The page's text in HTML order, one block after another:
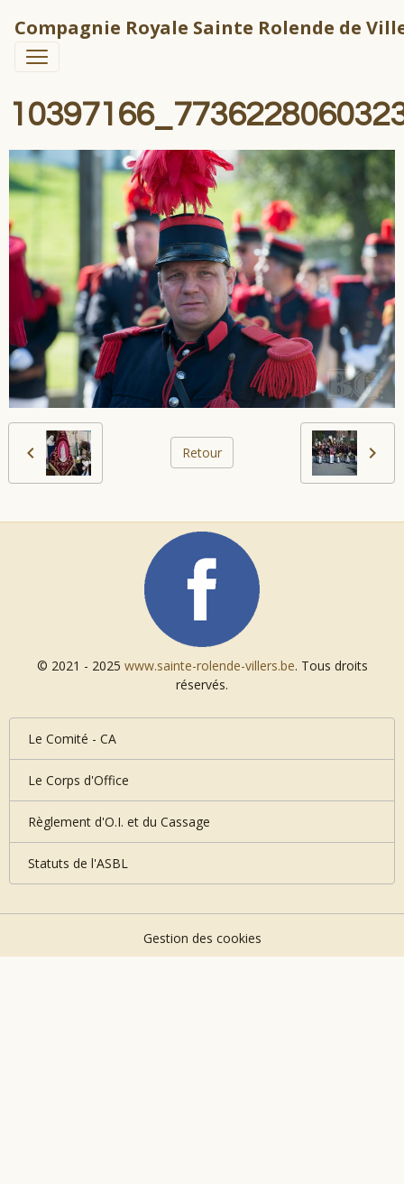
Compagnie Royale Sainte Rolende de
Retour
© 2021 - 2025 www.sainte-rolende-villers.be. Tous droits
réservés.
Le Comité - CA
Le Corps d'Office
Règlement d'O.I. et du Cassage
Statuts de l'ASBL
Gestion des cookies